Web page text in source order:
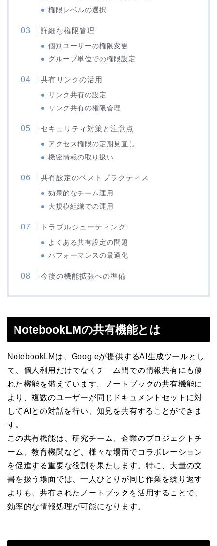
権限レベルの選択
詳細な権限管理
個別ユーザーの権限変更
グループ単位での権限設定
共有リンクの活用
リンク共有の設定
リンク共有の権限管理
セキュリティ対策と注意点
アクセス権限の定期見直し
機密情報の取り扱い
共有設定のベストプラクティス
効果的なチーム運用
大規模組織での運用
トラブルシューティング
よくある共有設定の問題
パフォーマンスの最適化
今後の機能拡張への準備
NotebookLMの共有機能とは
NotebookLMは、Googleが提供するAI生成ツールとし
て、個人利用だけでなくチーム間での情報共有にも優
れた機能を備えています。ノートブックの共有機能に
より、複数のユーザーが同じドキュメントセットに対
してAIとの対話を行い、知見を共有することができま
す。
この共有機能は、研究チーム、企業のプロジェクトチ
ーム、教育機関など、様々な場面でコラボレーション
を促進する重要な役割を果たします。特に、大量の文
書を扱う場面では、一人ひとりが同じ作業を繰り返す
よりも、共有されたノートブックを活用することで、
効率的な情報処理が可能になります。